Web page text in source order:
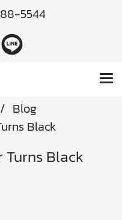
5544
Blog
Black
Turns Black